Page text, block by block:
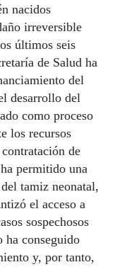
nacidos
irreversible
últimos seis
de Salud ha
del
desarrollo del
como proceso
los recursos
de
permitido una
tamiz neonatal,
el acceso a
sospechosos
ha conseguido
y, por tanto,